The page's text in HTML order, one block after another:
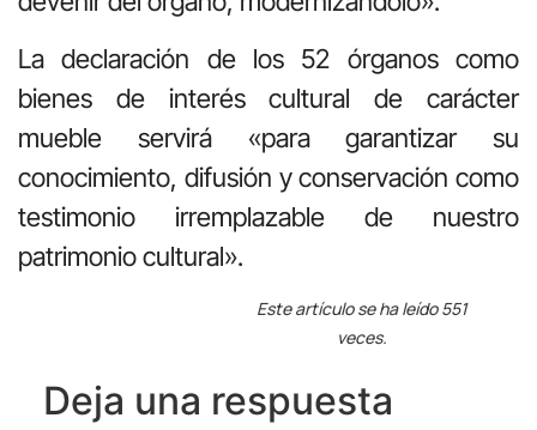
La declaración de los 52 órganos como
bienes de interés cultural de carácter
mueble servirá «para garantizar su
conocimiento, difusión y conservación como
testimonio irremplazable de nuestro
patrimonio cultural».
Este artículo se ha leído 551
veces.
Deja una respuesta